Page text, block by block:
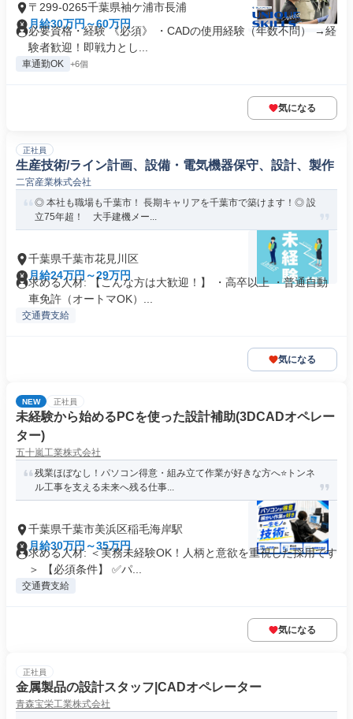
〒299-0265千葉県袖ケ浦市長浦
月給30万円～60万円
必要資格・経験 《必須》 ・CADの使用経験（年数不問） →経
験者歓迎！即戦力とし...
車通勤OK +6個
気になる
正社員
生産技術/ライン計画、設備・電気機器保守、設計、製作
二宮産業株式会社
◎ 本社も職場も千葉市！ 長期キャリアを千葉市で築けます！◎ 設
立75年超！ 大手建機メー...
千葉県千葉市花見川区
月給24万円～29万円
求める人材: 【こんな方は大歓迎！】 ・高卒以上 ・普通自動
車免許（オートマOK）...
交通費支給
気になる
NEW 正社員
未経験から始めるPCを使った設計補助(3DCADオペレー
ター)
五十嵐工業株式会社
残業ほぼなし！パソコン得意・組み立て作業が好きな方へ⭐️トンネ
ル工事を支える未来へ残る仕事...
千葉県千葉市美浜区稲毛海岸駅
月給30万円～35万円
求める人材: ＜実務未経験OK！人柄と意欲を重視した採用です
＞ 【必須条件】 ✅パ...
交通費支給
気になる
正社員
金属製品の設計スタッフ|CADオペレーター
青森宝栄工業株式会社